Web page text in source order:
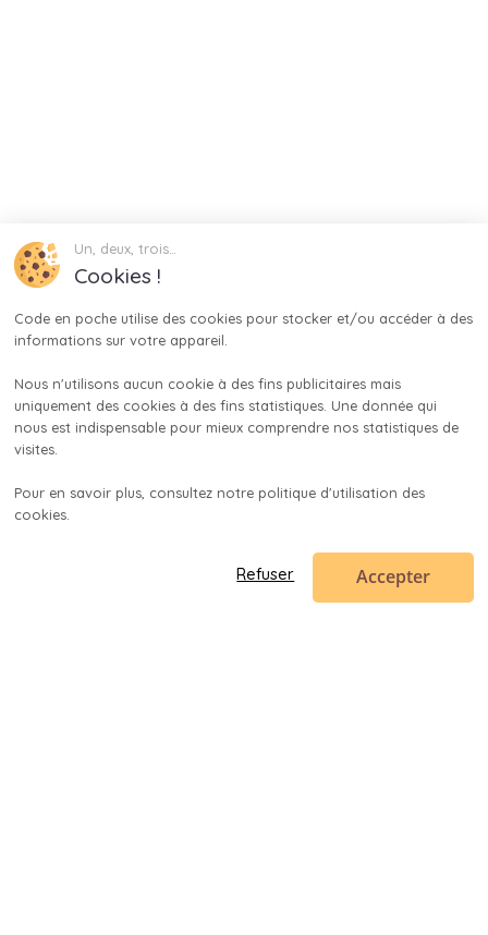
Un, deux, trois…
Cookies !
Code en poche utilise des cookies pour stocker et/ou accéder à des
informations sur votre appareil.
Nous n'utilisons aucun cookie à des fins publicitaires mais
uniquement des cookies à des fins statistiques. Une donnée qui
nous est indispensable pour mieux comprendre nos statistiques de
visites.
Pour en savoir plus, consultez notre politique d'utilisation des
cookies.
Refuser Accepter